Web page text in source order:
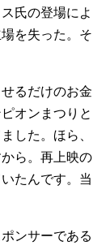
氏の登場によ
を失った。そ
るだけのお金
オンまつりと
した。ほら、
ら。再上映の
たんです。当
ンサーである